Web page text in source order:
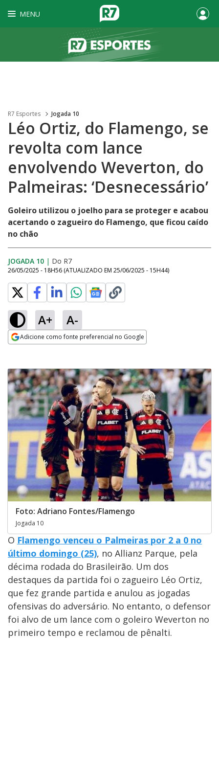
MENU
R7 Esportes Jogada 10
Léo Ortiz, do Flamengo, se
revolta com lance
envolvendo Weverton, do
Palmeiras: ‘Desnecessário’
Goleiro utilizou o joelho para se proteger e acabou
acertando o zagueiro do Flamengo, que ficou caído
no chão
JOGADA 10 | Do R7
26/05/2025 - 18H56 (ATUALIZADO EM 25/06/2025 - 15H44)
A+ A-
Adicione como fonte preferencial no Google
Foto: Adriano Fontes/Flamengo
Jogada 10
O Flamengo venceu o Palmeiras por 2 a 0 no
último domingo (25), no Allianz Parque, pela
décima rodada do Brasileirão. Um dos
destaques da partida foi o zagueiro Léo Ortiz,
que fez grande partida e anulou as jogadas
ofensivas do adversário. No entanto, o defensor
foi alvo de um lance com o goleiro Weverton no
primeiro tempo e reclamou de pênalti.